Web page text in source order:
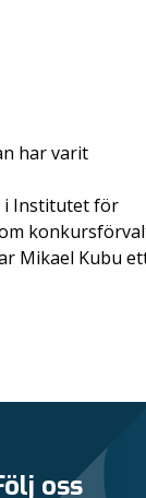
har varit
i Institutet för
Mikael Kubu
oss